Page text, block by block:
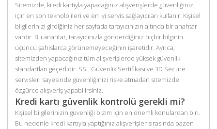
Sitemizde, kredi kartıyla yapacağınız alışverişlerde güvenliğiniz
için en son teknolojileri ve en iyi servis sağlayıcıları kullanır. Kişisel
bilgilerinizi girdiğiniz her sayfada tarayıcınızın altında bir anahtar
vardır. Bu anahtar, tarayıcınızla gönderdiğiniz hiçbir bilginin
üçüncü şahıslarca görünemeyeceğinin işaretidir. Ayrıca;
sitemizden yapacağınız tüm alışverişlerde yüksek güvenlik
standartları geçerlidir. SSL Güvenlik Sertifikası ve 3D Secure
servisleri sayesinde güvenliğinizi riske atmadan sitemizde
özgürce alışveriş yapabilirsiniz.
Kredi kartı güvenlik kontrolü gerekli mi?
Kişisel bilgilerinizin güvenliği bizim için en önemli konulardan biri.
Bu nedenle kredi kartıyla yaptığınız alışverişler sırasında bazen